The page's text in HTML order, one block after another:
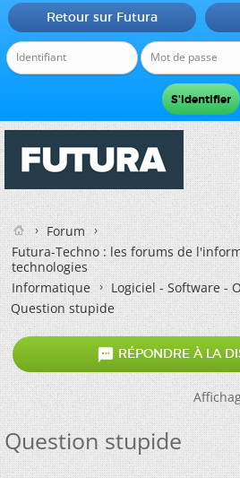
Retour sur Futura
Forum
Futura-Techno : les forums de
technologies
Informatique
Logiciel - Software -
Question stupide
 RÉPONDRE À LA
Question stupide